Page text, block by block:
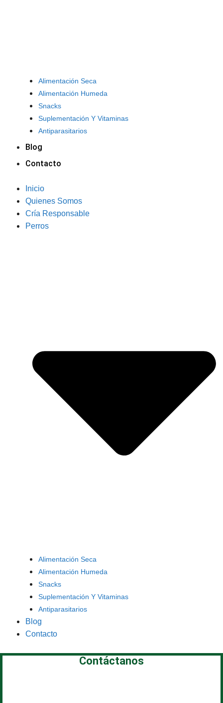
Alimentación Seca
Alimentación Humeda
Snacks
Suplementación Y Vitaminas
Antiparasitarios
Blog
Contacto
Inicio
Quienes Somos
Cría Responsable
Perros
Alimentación Seca
Alimentación Humeda
Snacks
Suplementación Y Vitaminas
Antiparasitarios
Blog
Contacto
Contáctanos